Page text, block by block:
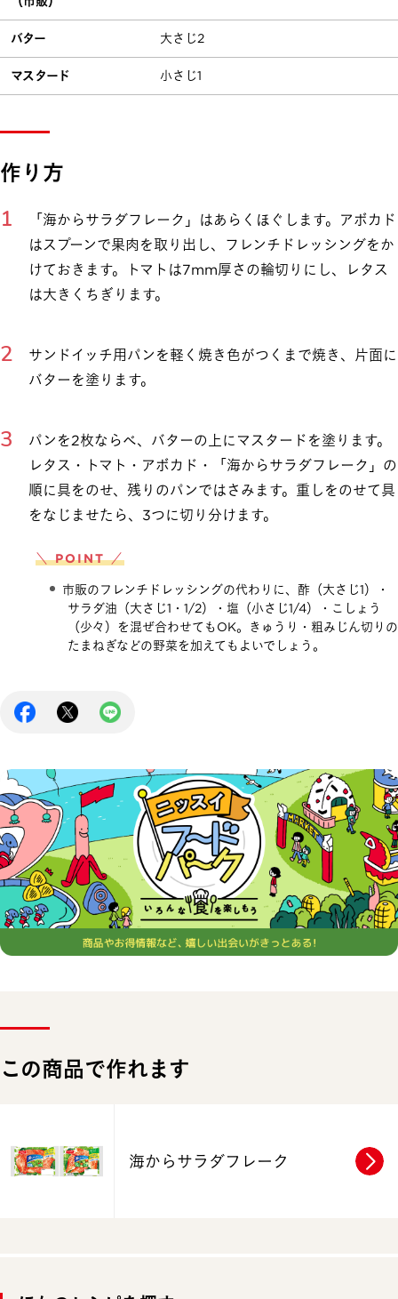
バター 大さじ2
マスタード 小さじ1
作り方
「海からサラダフレーク」はあらくほぐします。アボカド
はスプーンで果肉を取り出し、フレンチドレッシングをか
けておきます。トマトは7mm厚さの輪切りにし、レタス
は大きくちぎります。
サンドイッチ用パンを軽く焼き色がつくまで焼き、片面に
バターを塗ります。
パンを2枚ならべ、バターの上にマスタードを塗ります。
レタス・トマト・アボカド・「海からサラダフレーク」の
順に具をのせ、残りのパンではさみます。重しをのせて具
をなじませたら、3つに切り分けます。
＼ POINT ／
市販のフレンチドレッシングの代わりに、酢（大さじ1）・
サラダ油（大さじ1・1/2）・塩（小さじ1/4）・こしょう
（少々）を混ぜ合わせてもOK。きゅうり・粗みじん切りの
たまねぎなどの野菜を加えてもよいでしょう。
この商品で作れます
海からサラダフレーク